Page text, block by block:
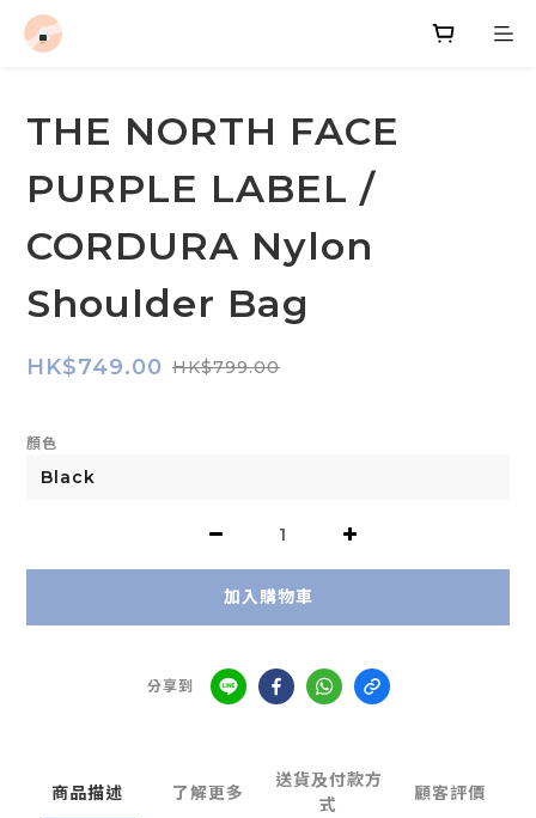
THE NORTH FACE
PURPLE LABEL /
CORDURA Nylon
Shoulder Bag
HK$749.00 HK$799.00
顏色
加入購物車
分享到
商品描述 了解更多
送貨及付款方
式
顧客評價